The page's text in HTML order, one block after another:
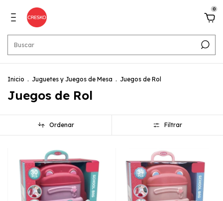
0
Inicio . Juguetes y Juegos de Mesa . Juegos de Rol
Juegos de Rol
Ordenar Filtrar